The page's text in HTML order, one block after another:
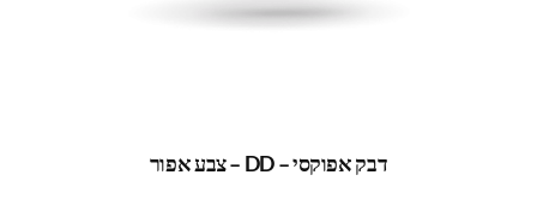
דבק אפוקסי – DD – צבע אפור